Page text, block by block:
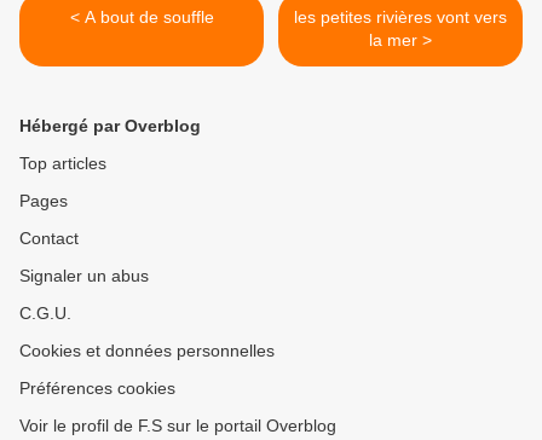
< A bout de souffle
les petites rivières vont vers
la mer >
Hébergé par Overblog
Top articles
Pages
Contact
Signaler un abus
C.G.U.
Cookies et données personnelles
Préférences cookies
Voir le profil de F.S sur le portail Overblog